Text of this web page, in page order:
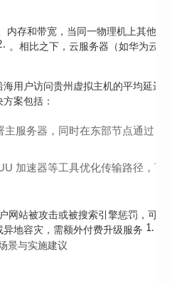
内存和带宽，当同一物理机上其他
24 。相比之下，云服务器（如华为云
用户访问贵州虚拟主机的平均延迟
案包括：
主服务器，同时在东部节点通过
加速器等工具优化传输路径，可
网站被攻击或被搜索引擎惩罚，可
地容灾，需额外付费升级服务
11
景与实施建议